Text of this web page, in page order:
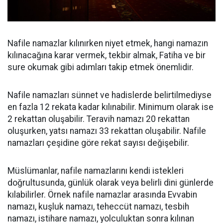
Nafile namazlar kılınırken niyet etmek, hangi namazın
kılınacağına karar vermek, tekbir almak, Fatiha ve bir
sure okumak gibi adımları takip etmek önemlidir.
Nafile namazları sünnet ve hadislerde belirtilmediyse
en fazla 12 rekata kadar kılınabilir. Minimum olarak ise
2 rekattan oluşabilir. Teravih namazı 20 rekattan
oluşurken, yatsı namazı 33 rekattan oluşabilir. Nafile
namazları çeşidine göre rekat sayısı değişebilir.
Müslümanlar, nafile namazlarını kendi istekleri
doğrultusunda, günlük olarak veya belirli dini günlerde
kılabilirler. Örnek nafile namazlar arasında Evvabin
namazı, kuşluk namazı, teheccüt namazı, tesbih
namazı, istihare namazı, yolculuktan sonra kılınan